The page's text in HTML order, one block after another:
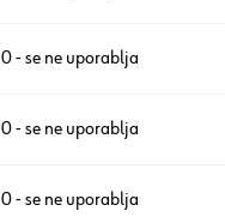
0 - se ne uporablja
0 - se ne uporablja
0 - se ne uporablja